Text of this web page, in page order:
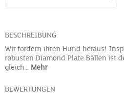
BESCHREIBUNG
Wir fordern ihren Hund heraus!
robusten Diamond Plate Bällen ist
gleich… Mehr
BEWERTUNGEN